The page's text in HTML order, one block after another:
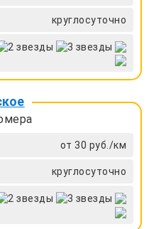
круглосуточно
от 30 руб./км
круглосуточно